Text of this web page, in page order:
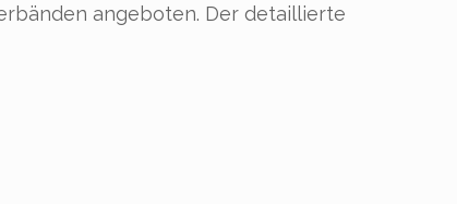
angeboten. Der detaillierte